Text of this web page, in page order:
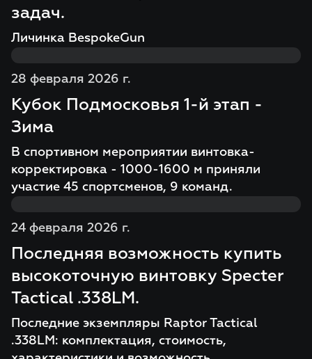
задач.
Личинка BespokeGun
28 февраля 2026 г.
Кубок Подмосковья 1-й этап -
Зима
В спортивном мероприятии винтовка-
корректировка - 1000-1600 м приняли
участие 45 спортсменов, 9 команд.
24 февраля 2026 г.
Последняя возможность купить
высокоточную винтовку Specter
Tactical .338LM.
Последние экземпляры Raptor Tactical
.338LM: комплектация, стоимость,